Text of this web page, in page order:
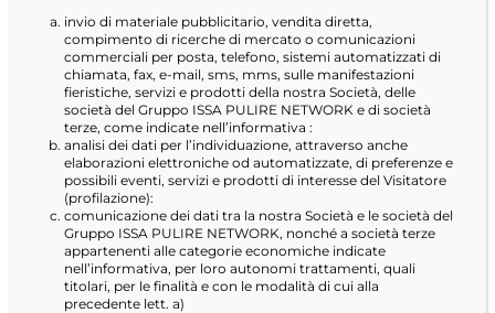
invio di materiale pubblicitario, vendita diretta,
compimento di ricerche di mercato o comunicazioni
commerciali per posta, telefono, sistemi automatizzati di
chiamata, fax, e-mail, sms, mms, sulle manifestazioni
fieristiche, servizi e prodotti della nostra Società, delle
società del Gruppo ISSA PULIRE NETWORK e di società
terze, come indicate nell’informativa :
analisi dei dati per l’individuazione, attraverso anche
elaborazioni elettroniche od automatizzate, di preferenze e
possibili eventi, servizi e prodotti di interesse del Visitatore
(profilazione):
comunicazione dei dati tra la nostra Società e le società del
Gruppo ISSA PULIRE NETWORK, nonché a società terze
appartenenti alle categorie economiche indicate
nell’informativa, per loro autonomi trattamenti, quali
titolari, per le finalità e con le modalità di cui alla
precedente lett. a)